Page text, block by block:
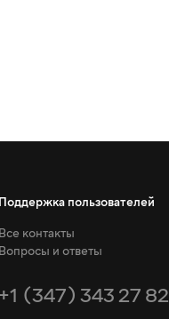
Поддержка пользователей
Все контакты
Вопросы и ответы
+1 (347) 343 27 82